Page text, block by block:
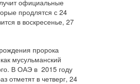
официальные
продлятся с 24
в воскресенье, 27
пророка
мусульманский
В ОАЭ в 2015 году
отметят в четверг, 24